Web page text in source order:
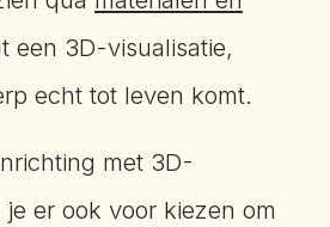
een 3D-visualisatie,
echt tot leven komt.
met 3D-
er ook voor kiezen om